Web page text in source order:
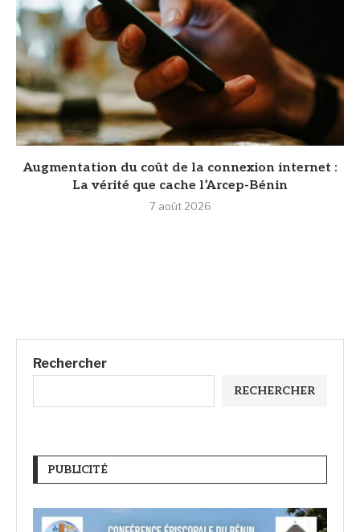
Augmentation du coût de la connexion internet :
La vérité que cache l’Arcep-Bénin
7 août 2026
Rechercher
RECHERCHER
PUBLICITÉ